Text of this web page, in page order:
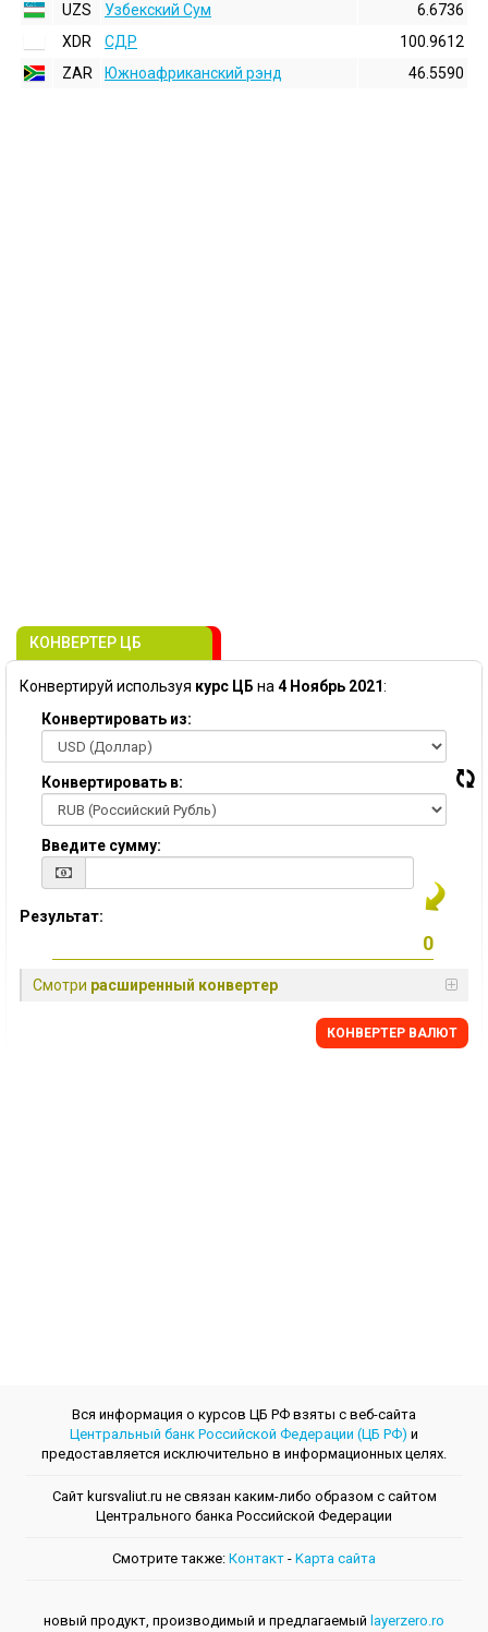
UZS
Узбекский Сум
6.6736
XDR
СДР
100.9612
ZAR
Южноафриканский рэнд 46.5590
КОНВЕРТЕР ЦБ
Конвертируй используя курс ЦБ на 4 Ноябрь 2021:
Конвертировать из:
Конвертировать в:
Введите сумму:
Результат:
Смотри расширенный конвертер
КОНВЕРТЕР ВАЛЮТ
Вся информация о курсов ЦБ РФ взяты с веб-сайта
Центральный банк Российской Федерации (ЦБ РФ) и
предоставляется исключительно в информационных целях.
Сайт kursvaliut.ru не связан каким-либо образом с сайтом
Центрального банкa Российской Федерации
Смотрите также: Контакт - Kарта сайта
новый продукт, производимый и предлагаемый layerzero.ro